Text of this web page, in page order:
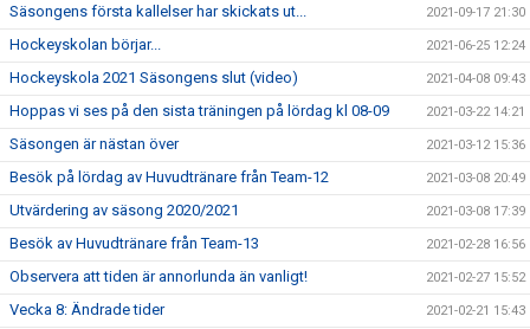
Säsongens första kallelser har skickats ut... 2021-09-17 21:30
Hockeyskolan börjar... 2021-06-25 12:24
Hockeyskola 2021 Säsongens slut (video) 2021-04-08 09:43
Hoppas vi ses på den sista träningen på lördag kl 08-09 2021-03-22 14:21
Säsongen är nästan över 2021-03-12 15:36
Besök på lördag av Huvudtränare från Team-12 2021-03-08 20:49
Utvärdering av säsong 2020/2021 2021-03-08 17:39
Besök av Huvudtränare från Team-13 2021-02-28 16:56
Observera att tiden är annorlunda än vanligt! 2021-02-27 15:52
Vecka 8: Ändrade tider 2021-02-21 15:43